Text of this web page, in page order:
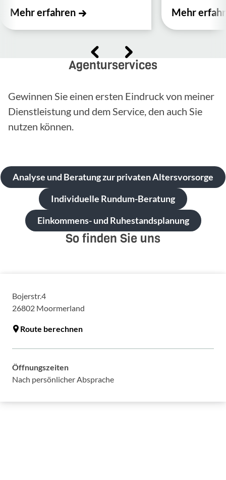
Mehr erfahren Mehr
Agenturservices
Gewinnen Sie einen ersten Eindruck von meiner
Dienstleistung und dem Service, den auch Sie
nutzen können.
Analyse und Beratung zur privaten Altersvorsorge
Individuelle Rundum-Beratung
Einkommens- und Ruhestandsplanung
So finden Sie uns
Bojerstr.4
26802 Moormerland
Route berechnen
Öffnungszeiten
Nach persönlicher Absprache